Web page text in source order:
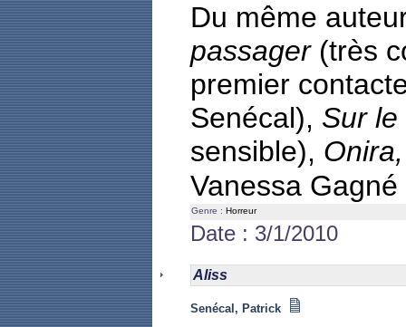
Du même
passager(très
premier
Senécal), Sur
sensible),
Vanessa Gagné
Genre : Horreur
Date : 3/1/2010
Aliss
Senécal, Patrick